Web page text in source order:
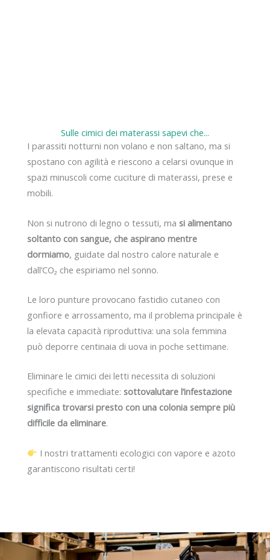
Sulle cimici dei materassi sapevi che...
I parassiti notturni non volano e non saltano, ma si
spostano con agilità e riescono a celarsi ovunque in
spazi minuscoli come cuciture di materassi, prese e
mobili.
Non si nutrono di legno o tessuti, ma si alimentano
soltanto con sangue, che aspirano mentre
dormiamo, guidate dal nostro calore naturale e
dall’CO₂ che espiriamo nel sonno.
Le loro punture provocano fastidio cutaneo con
gonfiore e arrossamento, ma il problema principale è
la elevata capacità riproduttiva: una sola femmina
può deporre centinaia di uova in poche settimane.
Eliminare le cimici dei letti necessita di soluzioni
specifiche e immediate: sottovalutare l’infestazione
significa trovarsi presto con una colonia sempre più
difficile da eliminare.
I nostri trattamenti ecologici con vapore e azoto
garantiscono risultati certi!